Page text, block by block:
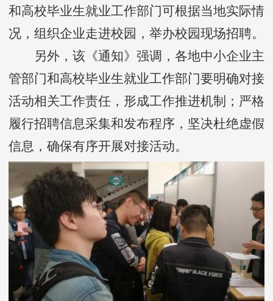
和高校毕业生就业工作部门可根据当地实际情
况，组织企业走进校园，举办校园现场招聘。
另外，该《通知》强调，各地中小企业主
管部门和高校毕业生就业工作部门要明确对接
活动相关工作责任，形成工作推进机制；严格
履行招聘信息采集和发布程序，坚决杜绝虚假
信息，确保有序开展对接活动。